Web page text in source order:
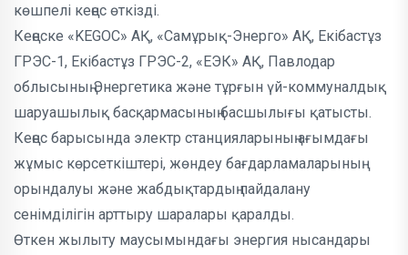
көшпелі кеңес өткізді.
Кеңеске «KEGOC» АҚ, «Самұрық-Энерго» АҚ, Екібастұз
ГРЭС-1, Екібастұз ГРЭС-2, «ЕЭК» АҚ, Павлодар
облысының Энергетика және тұрғын үй-коммуналдық
шаруашылық басқармасының басшылығы қатысты.
Кеңес барысында электр станцияларының ағымдағы
жұмыс көрсеткіштері, жөндеу бағдарламаларының
орындалуы және жабдықтардың пайдалану
сенімділігін арттыру шаралары қаралды.
Өткен жылыту маусымындағы энергия нысандары